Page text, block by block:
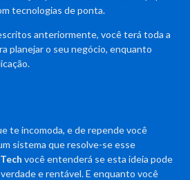
tecnologias de ponta.
anteriormente, você terá toda a
planejar o seu negócio, enquanto
te incomoda, e de repende você
sistema que resolve-se esse
você entenderá se esta ideia pode
e rentável. E enquanto você